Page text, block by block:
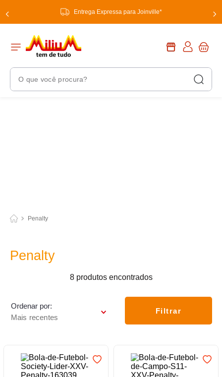
Entrega Expressa para Joinville*
O que você procura?
Penalty
Penalty
8 produtos
Ordenar por
Mais recentes
Filtrar